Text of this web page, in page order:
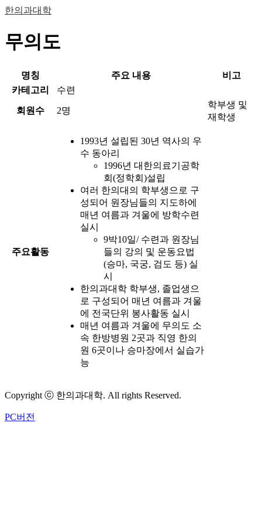
한의과대학
무의도
명칭 주요 내용
비고
카테고리
수련
회원수 2명
학부생 및
재학생
주요활동
1993년 설립된 30년 역사의 우
수 동아리
1996년 대한의료기공학
회(정학회)설립
여러 한의대의 학부생으로 구
성되어 원장님들의 지도하에
매년 여름과 겨울에 방학수련
실시
9박10일/ 수련과 원장님
들의 강의 및 운동요법
(승마, 국궁, 검도 등) 실
시
한의과대학 학부생, 졸업생으
로 구성되어 매년 여름과 겨울
에 전국단위 봉사활동 실시
매년 여름과 겨울에 무의도 소
속 한방병원 2곳과 직영 한의
원 6곳이나 승마장에서 실습가
능
Copyright ⓒ 한의과대학. All rights Reserved.
PC버전